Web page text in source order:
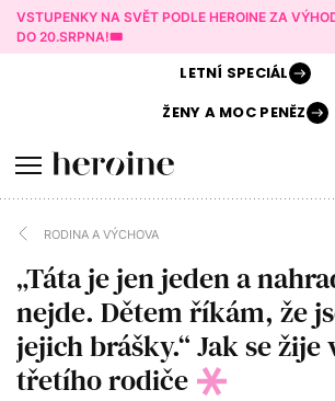
VSTUPENKY NA SVĚT PODLE HEROINE ZA
DO 20.SRPNA!🎟️
LETNÍ SPECIÁL
ŽENY AMOC PENĚZ
RODINA A VÝCHOVA
„Táta je jen jeden a
nejde. Dětem říkám, že
jejich brášky.“ Jak se žije
třetího rodiče